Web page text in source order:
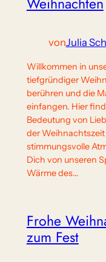
vonJulia
Willkommen in
tiefgründiger
berühren und die
einfangen. Hier
Bedeutung von
der Weihnachtszeit
stimmungsvolle
Dich von unseren
Wärme des…
Frohe
zum Fest